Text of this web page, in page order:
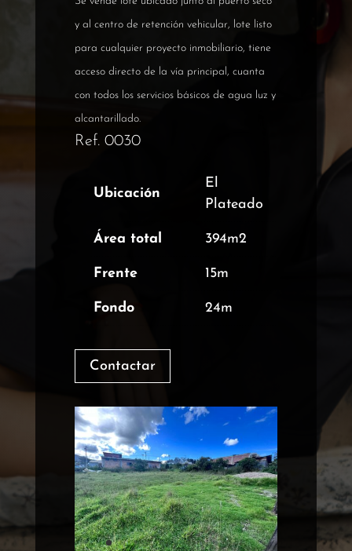
es:
y al centro de retención vehicular, lote listo
para cualquier proyecto inmobiliario, tiene
acceso directo de la vía principal, cuanta
con todos los servicios básicos de agua luz y
alcantarillado.
Ref. 0030
Ubicación
El
Plateado
Área total 394m2
Frente 15m
Fondo 24m
Contactar